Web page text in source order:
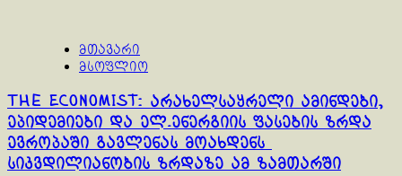
მთავარი
მსოფლიო
The Economist: არახელსაყრელი ამინდები,
ეპიდემიები და ელ.ენერგიის ფასების ზრდა
ევროპაში გავლენას მოახდენს
სიკვდილიანობის ზრდაზე ამ ზამთარში